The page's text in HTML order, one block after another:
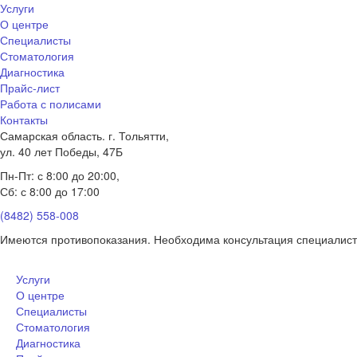
Услуги
О центре
Специалисты
Стоматология
Диагностика
Прайс-лист
Работа с полисами
Контакты
Самарская область. г. Тольятти,
ул. 40 лет Победы, 47Б
Пн-Пт: с 8:00 до 20:00,
Сб: с 8:00 до 17:00
(8482) 558-008
Имеются противопоказания. Необходима консультация
Услуги
О центре
Специалисты
Стоматология
Диагностика